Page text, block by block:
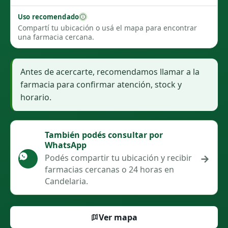
Uso recomendado
Compartí tu ubicación o usá el mapa para encontrar
una farmacia cercana.
Antes de acercarte, recomendamos llamar a la
farmacia para confirmar atención, stock y
horario.
También podés consultar por
WhatsApp
Podés compartir tu ubicación y recibir
farmacias cercanas o 24 horas en
Candelaria.
→
Ver mapa